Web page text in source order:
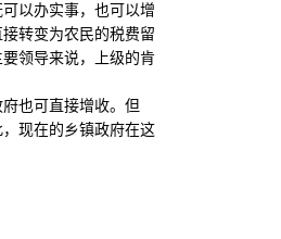
以办实事，也可以增
转变为农民的税费留
领导来说，上级的肯
也可直接增收。但
现在的乡镇政府在这